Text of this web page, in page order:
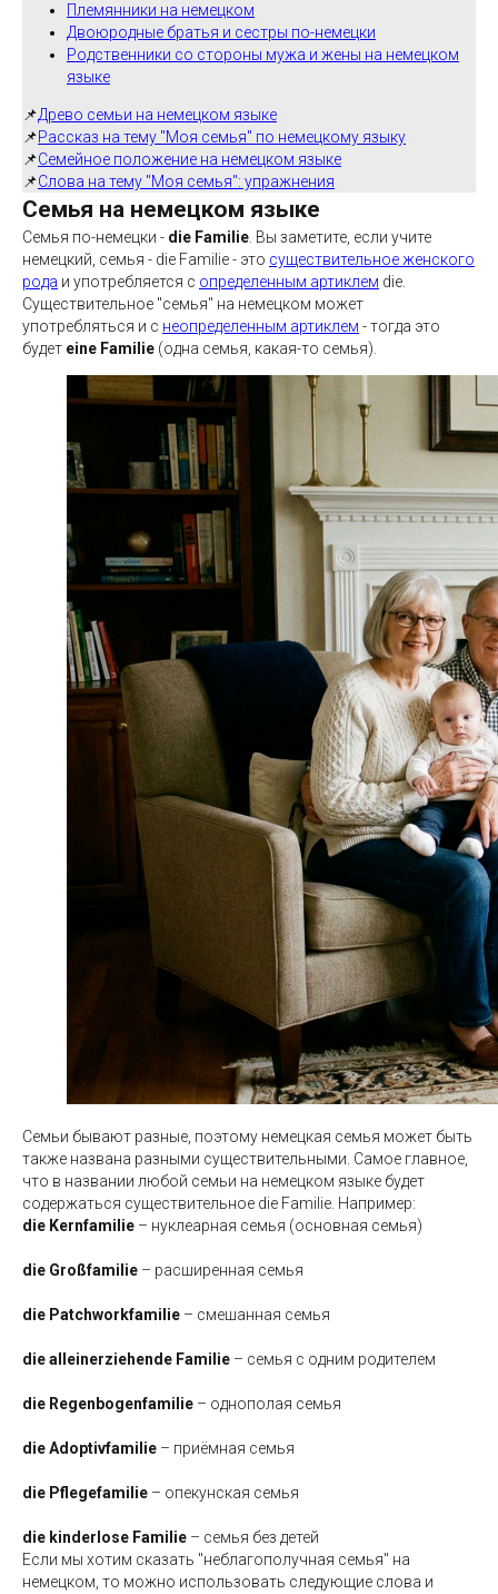
Племянники на немецком
Двоюродные братья и сестры по-немецки
Родственники со стороны мужа и жены на немецком
языке
📌Древо семьи на немецком языке
📌Рассказ на тему "Моя семья" по немецкому языку
📌Семейное положение на немецком языке
📌Слова на тему "Моя семья": упражнения
Семья на немецком языке
Семья по-немецки - die Familie. Вы заметите, если учите
немецкий, семья - die Familie - это существительное женского
рода и употребляется с определенным артиклем die.
Существительное "семья" на немецком может
употребляться и с неопределенным артиклем - тогда это
будет eine Familie (одна семья, какая-то семья).
Семьи бывают разные, поэтому немецкая семья может быть
также названа разными существительными. Самое главное,
что в названии любой семьи на немецком языке будет
содержаться существительное die Familie. Например:
die Kernfamilie – нуклеарная семья (основная семья)
die Großfamilie – расширенная семья
die Patchworkfamilie – смешанная семья
die alleinerziehende Familie – семья с одним родителем
die Regenbogenfamilie – однополая семья
die Adoptivfamilie – приёмная семья
die Pflegefamilie – опекунская семья
die kinderlose Familie – семья без детей
Если мы хотим сказать "неблагополучная семья" на
немецком, то можно использовать следующие слова и